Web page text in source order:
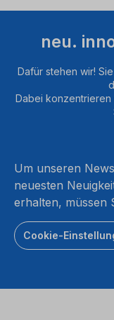
neu.
Dafür stehen wir!
Dabei konzentrieren
Um unseren
neuesten
erhalten, müssen
Cookie-